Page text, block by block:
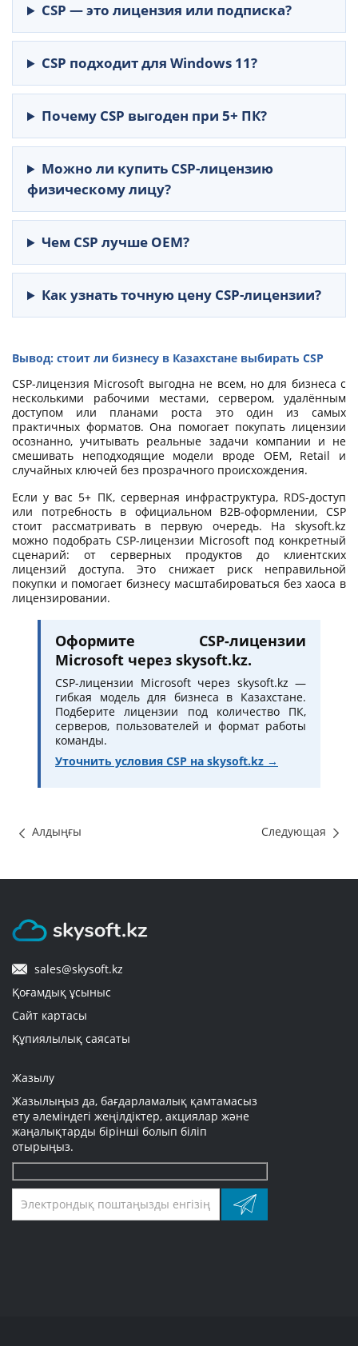
CSP — это лицензия или подписка?
CSP подходит для Windows 11?
Почему CSP выгоден при 5+ ПК?
Можно ли купить CSP-лицензию
физическому лицу?
Чем CSP лучше OEM?
Как узнать точную цену CSP-лицензии?
Вывод: стоит ли бизнесу в Казахстане выбирать CSP
CSP-лицензия Microsoft выгодна не всем, но для бизнеса с
несколькими рабочими местами, сервером, удалённым
доступом или планами роста это один из самых
практичных форматов. Она помогает покупать лицензии
осознанно, учитывать реальные задачи компании и не
смешивать неподходящие модели вроде OEM, Retail и
случайных ключей без прозрачного происхождения.
Если у вас 5+ ПК, серверная инфраструктура, RDS-доступ
или потребность в официальном B2B-оформлении, CSP
стоит рассматривать в первую очередь. На skysoft.kz
можно подобрать CSP-лицензии Microsoft под конкретный
сценарий: от серверных продуктов до клиентских
лицензий доступа. Это снижает риск неправильной
покупки и помогает бизнесу масштабироваться без хаоса в
лицензировании.
Оформите CSP-лицензии
Microsoft через skysoft.kz.
CSP-лицензии Microsoft через skysoft.kz —
гибкая модель для бизнеса в Казахстане.
Подберите лицензии под количество ПК,
серверов, пользователей и формат работы
команды.
Уточнить условия CSP на skysoft.kz →
Алдыңғы Следующая
sales@skysoft.kz
Қоғамдық ұсыныс
Сайт картасы
Құпиялылық саясаты
Жазылу
Жазылыңыз да, бағдарламалық қамтамасыз
ету әлеміндегі жеңілдіктер, акциялар және
жаңалықтарды бірінші болып біліп
отырыңыз.
Оставьте
это